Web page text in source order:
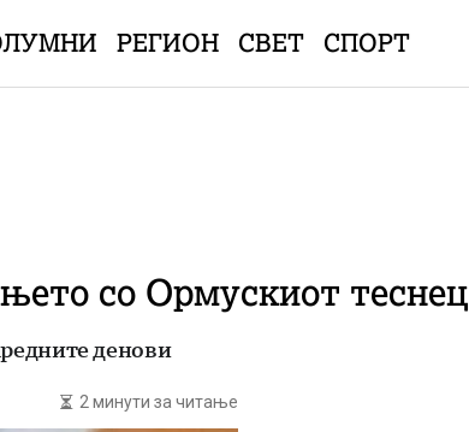
РЕГИОН СВЕТ СПОРТ
со Ормускиот теснец
денови
2 минути за читање